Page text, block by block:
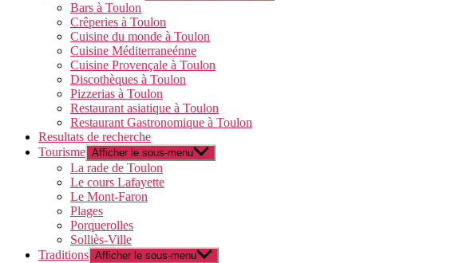
Bars à Toulon
Crêperies à Toulon
Cuisine du monde à Toulon
Cuisine Méditerraneénne
Cuisine Provençale à Toulon
Discothèques à Toulon
Pizzerias à Toulon
Restaurant asiatique à Toulon
Restaurant Gastronomique à Toulon
Resultats de recherche
Tourisme Afficher le sous-menu
La rade de Toulon
Le cours Lafayette
Le Mont-Faron
Plages
Porquerolles
Solliès-Ville
Traditions Afficher le sous-menu